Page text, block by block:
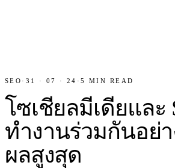
SEO · 31 · 07 · 24 ·5 MIN READ
โซเชียลมีเดียและ
ทำงานร่วมกันอย่า
ผลสูงสุด